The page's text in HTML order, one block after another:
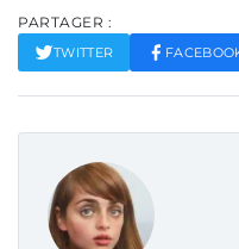
PARTAGER :
TWITTER